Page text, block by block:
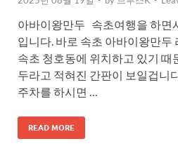
아바이왕만두 속초여행을 하면
입니다. 바로 속초 아바이왕만두
속초 청호동에 위치하고 있기 때
두라고 적혀진 간판이 보일겁
주차를 하시면 …
READ MORE